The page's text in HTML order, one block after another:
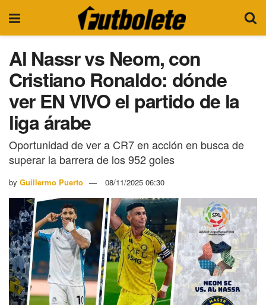
Al Nassr vs Neom, con
Cristiano Ronaldo: dónde
ver EN VIVO el partido de la
liga árabe
Oportunidad de ver a CR7 en acción en busca de
superar la barrera de los 952 goles
by Guillermo Puerto 08/11/2025 06:30